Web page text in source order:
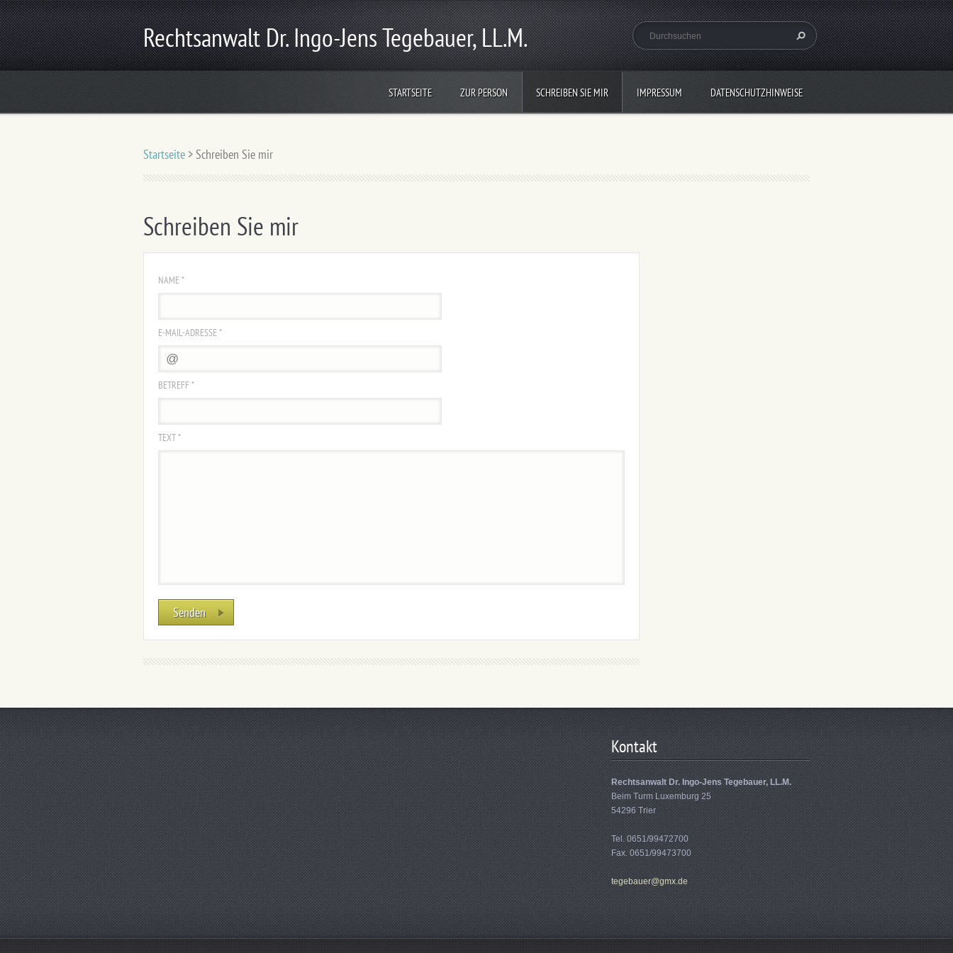
Rechtsanwalt Dr. Ingo-Jens Tegebauer, LL.M.
STARTSEITE ZUR PERSON SCHREIBEN SIE MIR IMPRESSUM DATENSCHUTZHINWEISE
Startseite > Schreiben Sie mir
Schreiben Sie mir
NAME *
E-MAIL-ADRESSE *
BETREFF *
TEXT *
Kontakt
Rechtsanwalt Dr. Ingo-Jens Tegebauer, LL.M.
Beim Turm Luxemburg 25
54296 Trier
Tel. 0651/99472700
Fax. 0651/99473700
tegebauer@gmx.de